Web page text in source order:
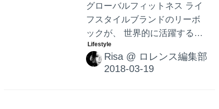
グローバルフィットネス ライ
フスタイルブランドのリーボ
ックが、 世界的に活躍する女
優「Gal Gadot（ガル・ガドッ
ト）」とパートナーシップを
結び、 新たなグローバルアン
Risa @ ロレンス編集部